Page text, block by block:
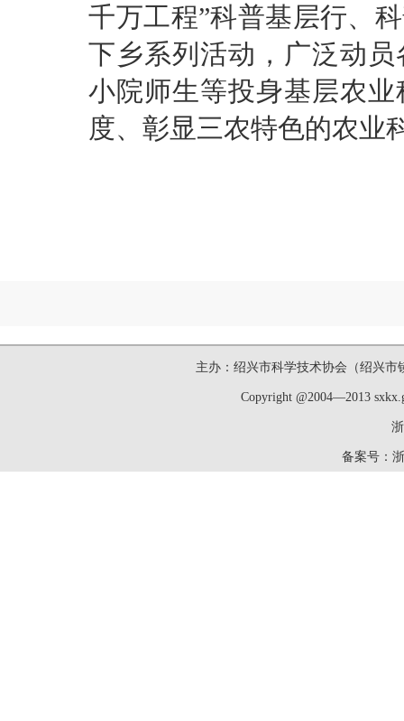
千万工程”科普基层行、
下乡系列活动，广泛动
小院师生等投身基层农
度、彰显三农特色的农业
主办：绍兴市科学技术协会（绍兴市
Copyright @2004—2013
备案号：